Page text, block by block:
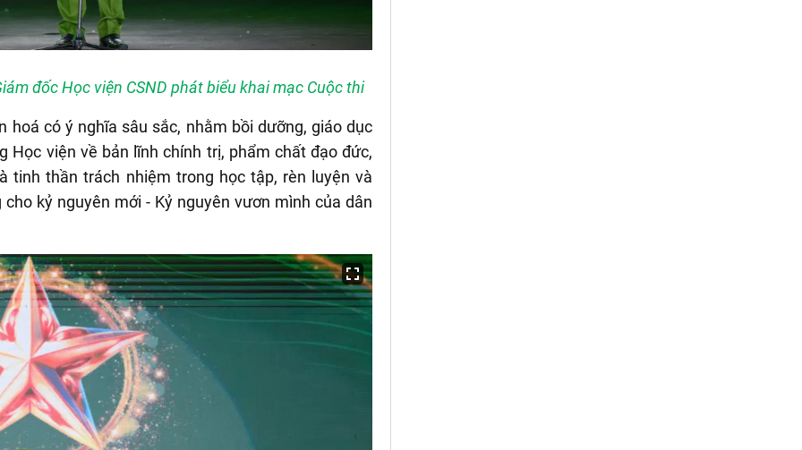
đốc Học viện CSND phát biểu khai mạc Cuộc thi
hoá có ý nghĩa sâu sắc, nhằm bồi dưỡng, giáo dục
Học viện về bản lĩnh chính trị, phẩm chất đạo đức,
tinh thần trách nhiệm trong học tập, rèn luyện và
kỷ nguyên mới - Kỷ nguyên vươn mình của dân